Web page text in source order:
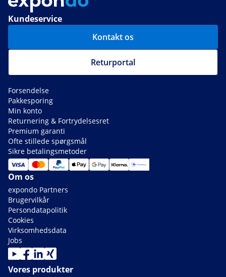
Kundeservice
Kontakt os
Returportal
Forsendelse
Pakkesporing
Min konto
Returnering & Fortrydelsesret
Premium garanti
Ofte stillede spørgsmål
Sikre betalingsmetoder
Om os
expondo Partners
Brugervilkår
Persondatapolitik
Cookies
Virksomhedsdata
Jobs
Vores produkter